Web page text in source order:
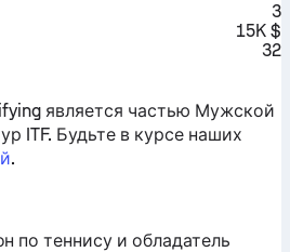
3
15K $
32
является частью Мужской
ITF. Будьте в курсе наших
.
по теннису и обладатель